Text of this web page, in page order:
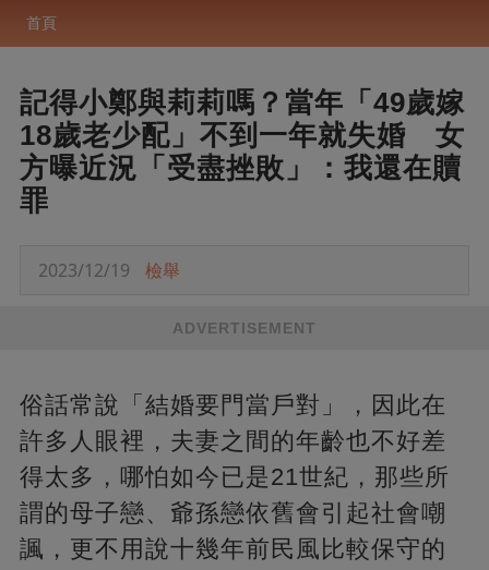
首頁
記得小鄭與莉莉嗎？當年「49歲嫁
18歲老少配」不到一年就失婚 女
方曝近況「受盡挫敗」：我還在贖
罪
2023/12/19 檢舉
ADVERTISEMENT
俗話常說「結婚要門當戶對」，因此在
許多人眼裡，夫妻之間的年齡也不好差
得太多，哪怕如今已是21世紀，那些所
謂的母子戀、爺孫戀依舊會引起社會嘲
諷，更不用說十幾年前民風比較保守的